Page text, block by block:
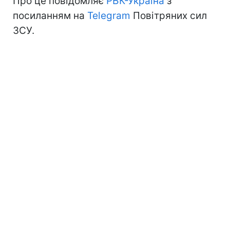
посиланням на Telegram Повітряних сил
ЗСУ.